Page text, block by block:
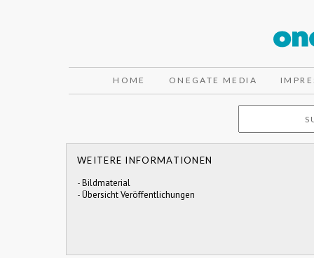
HOME ONEGATE MEDIA
WEITERE INFORMATIONEN
-Bildmaterial
-Übersicht Veröffentlichungen